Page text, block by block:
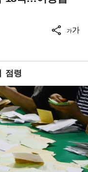
가가
점령